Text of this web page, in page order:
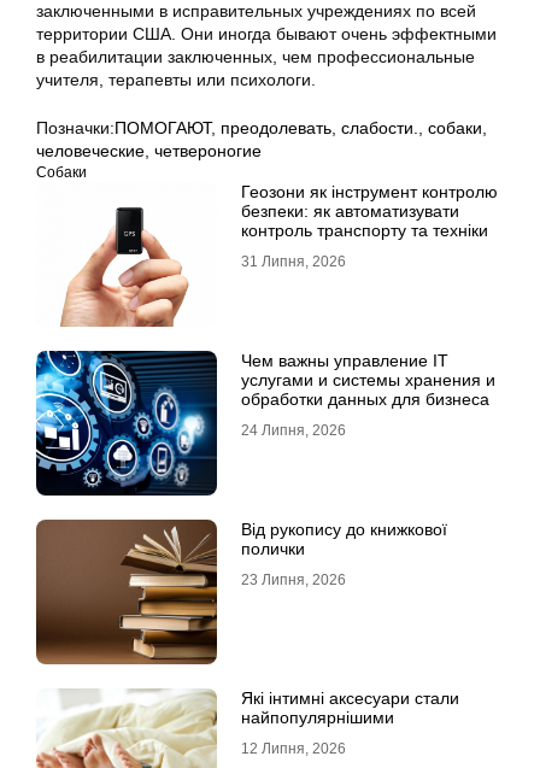
заключенными в исправительных учреждениях по всей
территории США. Они иногда бывают очень эффектными
в реабилитации заключенных, чем профессиональные
учителя, терапевты или психологи.
Позначки:ПОМОГАЮТ, преодолевать слабости. собаки
человеческие четвероногие
Собаки
Геозони як інструмент контролю
безпеки: як автоматизувати
контроль транспорту та техніки
31 Липня, 2026
Чем важны управление IT
услугами и системы хранения и
обработки данных для бизнеса
24 Липня, 2026
Від рукопису до книжкової
полички
23 Липня, 2026
Які інтимні аксесуари стали
найпопулярнішими
12 Липня, 2026